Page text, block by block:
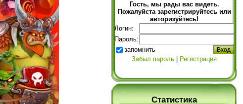
Гость, мы рады вас видеть.
Пожалуйста зарегистрируйтесь или
авторизуйтесь!
Логин:
Пароль:
запомнить
Забыл пароль
Регистрация
Статистика